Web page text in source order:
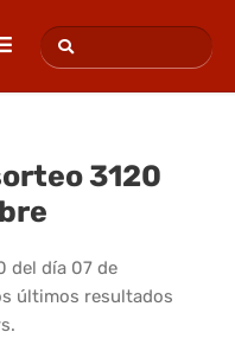
3120
del día 07 de
últimos resultados